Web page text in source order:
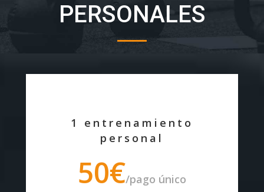
PERSONALES
1 entrenamiento
personal
50€/pago único